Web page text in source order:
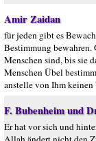
Amir Zaidan
für jeden gibt es
Bestimmung
Menschen sind, bis sie
Menschen Übel
anstelle von Ihm
F. Bubenheim und
Er hat vor sich und